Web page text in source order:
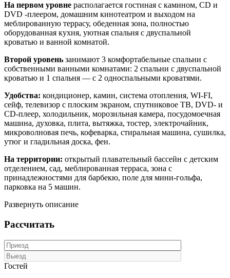
На первом уровне располагается гостиная с камином, CD и
DVD -плеером, домашним кинотеатром и выходом на
меблированную террасу, обеденная зона, полностью
оборудованная кухня, уютная спальня с двуспальной
кроватью и ванной комнатой.
Второй уровень занимают 3 комфортабельные спальни с
собственными ванными комнатами: 2 спальни с двуспальной
кроватью и 1 спальня — с 2 односпальными кроватями.
Удобства: кондиционер, камин, система отопления, WI-FI,
сейф, телевизор с плоским экраном, спутниковое ТВ, DVD- и
CD-плеер, холодильник, морозильная камера, посудомоечная
машина, духовка, плита, вытяжка, тостер, электрочайник,
микроволновая печь, кофеварка, стиральная машина, сушилка,
утюг и гладильная доска, фен.
На территории: открытый плавательный бассейн с детским
отделением, сад, меблированная терраса, зона с
принадлежностями для барбекю, поле для мини-гольфа,
парковка на 5 машин.
Развернуть описание
Рассчитать
Гостей